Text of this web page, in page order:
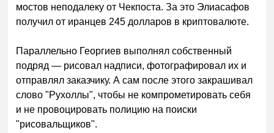
мостов неподалеку от Чекпоста. За это Элиасафов
получил от иранцев 245 долларов в криптовалюте.
Параллельно Георгиев выполнял собственный
подряд — рисовал надписи, фотографировал их и
отправлял заказчику. А сам после этого закрашивал
слово "Рухоллы", чтобы не компрометировать себя
и не провоцировать полицию на поиски
"рисовальщиков".